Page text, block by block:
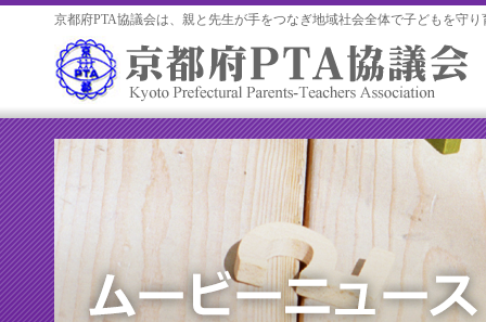
京都府PTA協議会は、親と先生が手をつなぎ地域社会全体で子どもを守